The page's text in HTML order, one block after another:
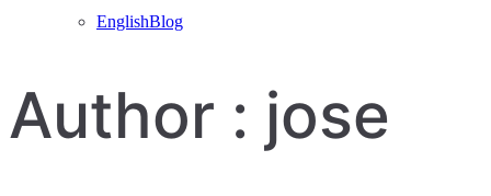
EnglishBlog
Author : jose